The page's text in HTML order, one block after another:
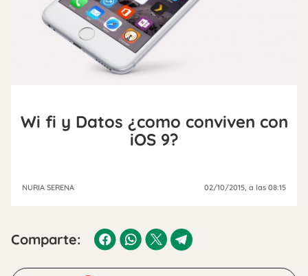
Wi fi y Datos ¿como conviven con
iOS 9?
NURIA SERENA 02/10/2015 , a las 08:15
Comparte: